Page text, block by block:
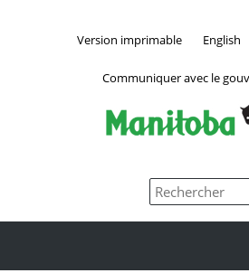
Version imprimable English
Communiquer avec le